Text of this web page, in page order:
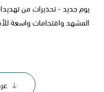
يوم جديد - تحذيرات من
المشهد واقتحامات واسعة للأقصى -